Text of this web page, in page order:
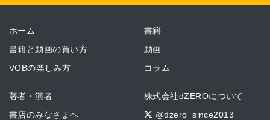
ホーム
書籍と動画の買い方
VOBの楽しみ方
書籍
動画
コラム
著者・演者
書店のみなさまへ
株式会社dZEROについて
@dzero_since2013